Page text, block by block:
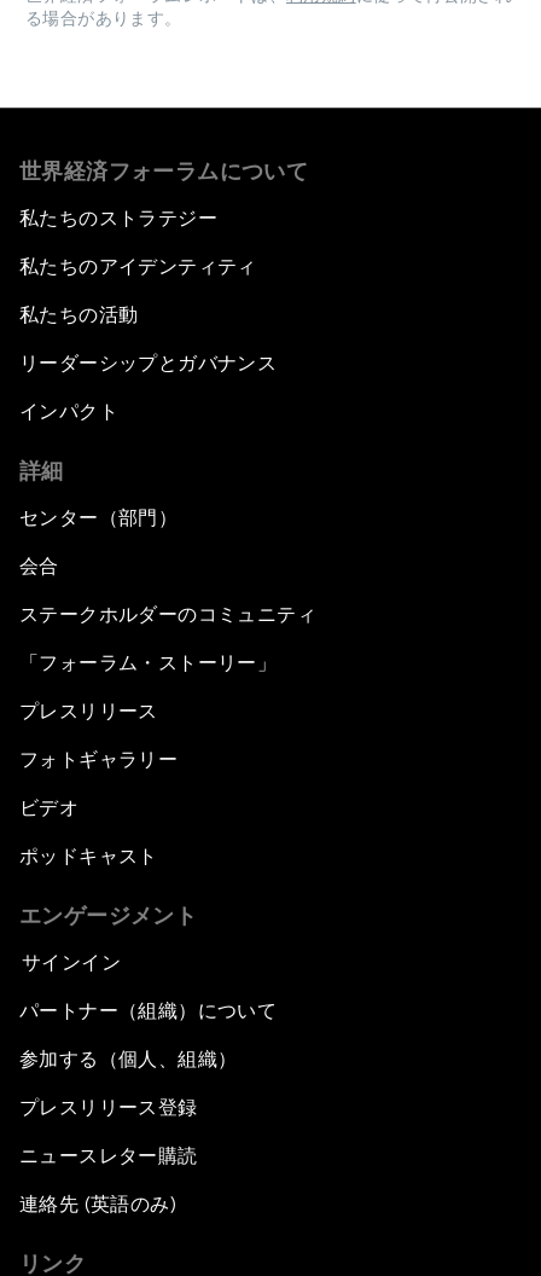
る場合があります。
世界経済フォーラムについて
私たちのストラテジー
私たちのアイデンティティ
私たちの活動
リーダーシップとガバナンス
インパクト
詳細
センター（部門）
会合
ステークホルダーのコミュニティ
「フォーラム・ストーリー」
プレスリリース
フォトギャラリー
ビデオ
ポッドキャスト
エンゲージメント
サインイン
パートナー（組織）について
参加する（個人、組織）
プレスリリース登録
ニュースレター購読
連絡先 (英語のみ)
リンク